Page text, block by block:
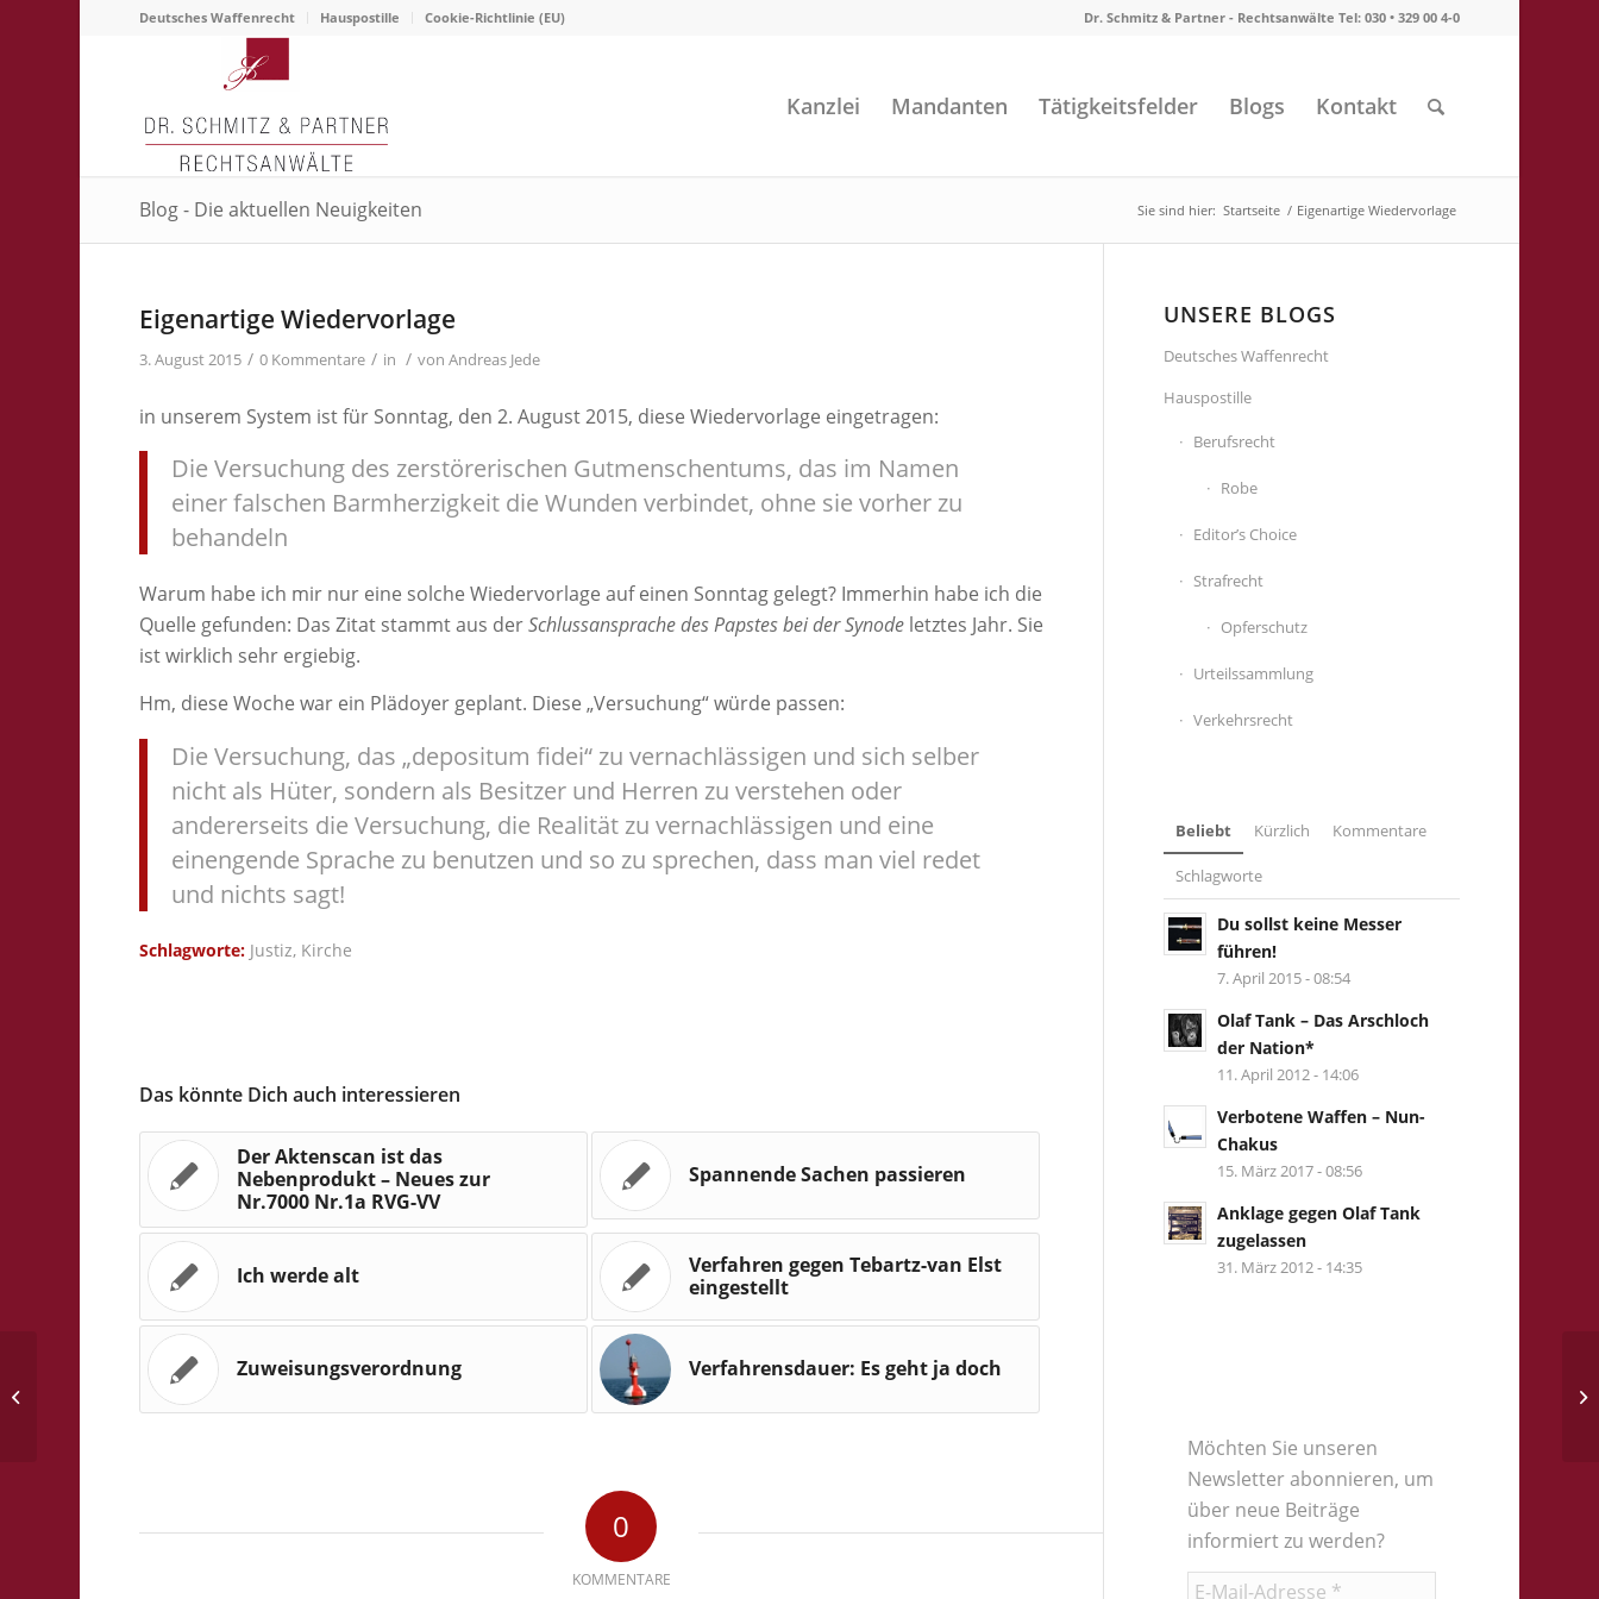
Deutsches Waffenrecht Hauspostille Cookie-Richtlinie (EU) Dr. Schmitz & Partner - Rechtsanwälte Tel: 030 • 329 00 4-0
Kanzlei Mandanten Tätigkeitsfelder Blogs Kontakt
Blog - Die aktuellen Neuigkeiten Sie sind hier: Startseite / Eigenartige Wiedervorlage
Eigenartige Wiedervorlage
3. August 2015 / 0 Kommentare / in / vonAndreas Jede
in unserem System ist für Sonntag, den 2. August 2015, diese Wiedervorlage eingetragen:
Die Versuchung des zerstörerischen Gutmenschentums, das im Namen
einer falschen Barmherzigkeit die Wunden verbindet, ohne sie vorher zu
behandeln
Warum habe ich mir nur eine solche Wiedervorlage auf einen Sonntag gelegt? Immerhin habe ich die
Quelle gefunden: Das Zitat stammt aus derSchlussansprache des Papstes bei der Synode letztes Jahr. Sie
ist wirklich sehr ergiebig.
Hm, diese Woche war ein Plädoyer geplant. Diese „Versuchung“ würde passen:
Die Versuchung, das „depositum fidei“ zu vernachlässigen und sich selber
nicht als Hüter, sondern als Besitzer und Herren zu verstehen oder
andererseits die Versuchung, die Realität zu vernachlässigen und eine
einengende Sprache zu benutzen und so zu sprechen, dass man viel redet
und nichts sagt!
Schlagworte: Justiz, Kirche
Das könnte Dich auch interessieren
Der Aktenscan ist das
Nebenprodukt – Neues zur
Nr.7000 Nr.1a RVG-VV
Spannende Sachen passieren
Ich werde alt
Verfahren gegen Tebartz-van Elst
eingestellt
Zuweisungsverordnung Verfahrensdauer: Es geht ja doch
0
KOMMENTARE
UNSERE BLOGS
Deutsches Waffenrecht
Hauspostille
Berufsrecht
Robe
Editor’s Choice
Strafrecht
Opferschutz
Urteilssammlung
Verkehrsrecht
Beliebt Kürzlich Kommentare
Schlagworte
Du sollst keine Messer
führen!
7. April 2015 - 08:54
Olaf Tank – Das Arschloch
der Nation*
11. April 2012 - 14:06
Verbotene Waffen – Nun-
Chakus
15. März 2017 - 08:56
Anklage gegen Olaf Tank
zugelassen
31. März 2012 - 14:35
Möchten Sie unseren
Newsletter abonnieren, um
über neue Beiträge
informiert zu werden?
Ganz alt und unmodern